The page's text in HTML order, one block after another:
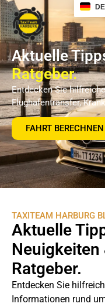
DE
Aktuelle
Ratgeber.
Entdecken Sie
Flughafentransfer,
FAHRT BERECHNEN
TAXITEAM HARBURG
Aktuelle
Neuigkeiten
Ratgeber.
Entdecken Sie
Informationen rund